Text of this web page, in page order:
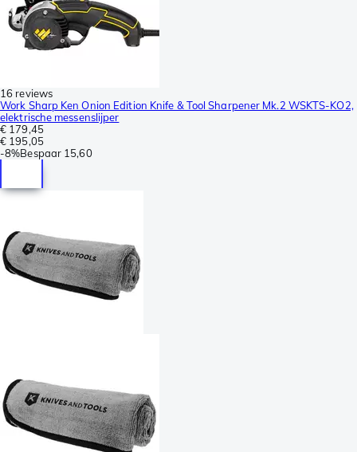
16 reviews
Work Sharp Ken Onion Edition Knife & Tool Sharpener Mk.2 WSKTS-KO2,
elektrische messenslijper
€ 179,45
€ 195,05
-8%Bespaar 15,60